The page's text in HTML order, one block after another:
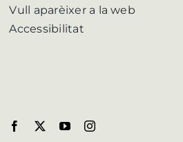
Vull aparèixer a la web
Accessibilitat